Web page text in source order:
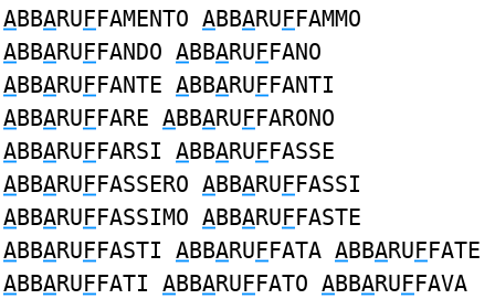
ABBARUFFAMENTO ABBARUFFAMMO
ABBARUFFANDO ABBARUFFANO
ABBARUFFANTE ABBARUFFANTI
ABBARUFFARE ABBARUFFARONO
ABBARUFFARSI ABBARUFFASSE
ABBARUFFASSERO ABBARUFFASSI
ABBARUFFASSIMO ABBARUFFASTE
ABBARUFFASTI ABBARUFFATA ABBARUFFATE
ABBARUFFATI ABBARUFFATO ABBARUFFAVA